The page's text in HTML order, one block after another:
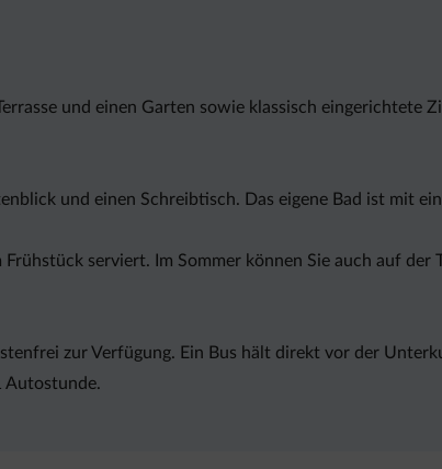
und einen Garten sowie klassisch
und einen Schreibtisch. Das eigene Bad ist mit
serviert. Im Sommer können Sie auch auf der
zur Verfügung. Ein Bus hält direkt vor der
Autostunde.